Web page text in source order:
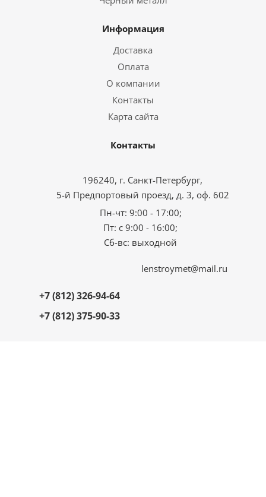
Информация
Доставка
Оплата
О компании
Контакты
Карта сайта
Контакты
196240, г. Санкт-Петербург,
5-й Предпортовый проезд, д. 3, оф. 602
Пн-чт: 9:00 - 17:00;
Пт: с 9:00 - 16:00;
Сб-вс: выходной
+7 (812) 326-94-64
+7 (812) 375-90-33
lenstroymet@mail.ru